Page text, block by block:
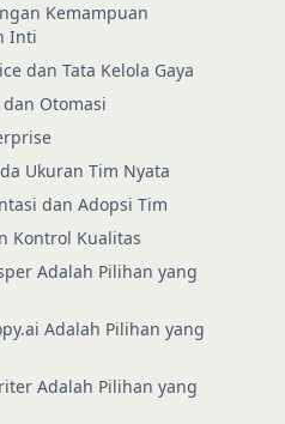
Kemampuan
Inti
dan Tata Kelola Gaya
Otomasi
Ukuran Tim Nyata
dan Adopsi Tim
Kontrol Kualitas
Adalah Pilihan yang
Adalah Pilihan yang
Adalah Pilihan yang